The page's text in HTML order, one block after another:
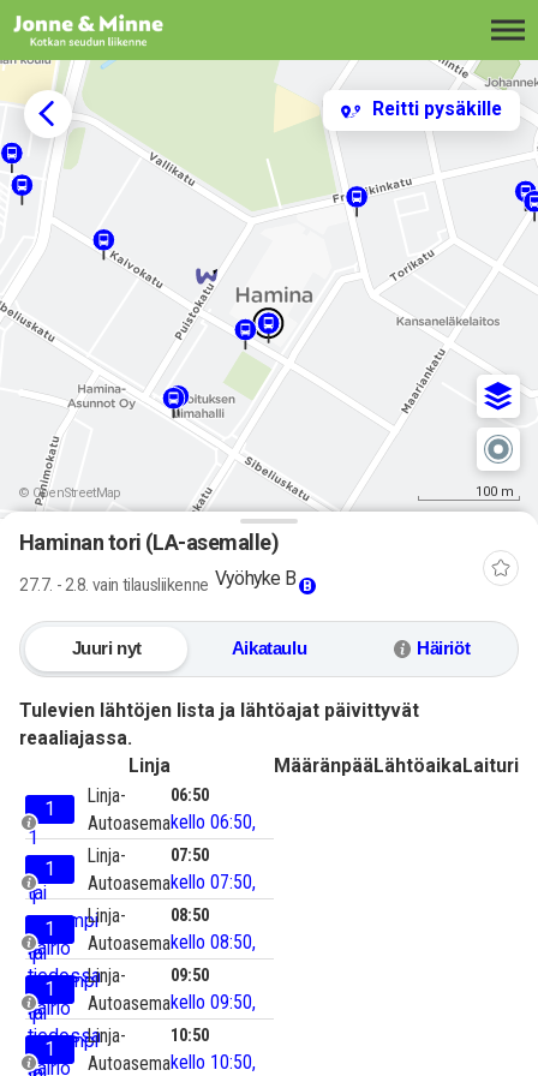
Siirry sisältöön
Reitti pysäkille
© OpenStreetMap 100 m
Haminan tori (LA-asemalle)
27.7. - 2.8. vain tilausliikenne Vyöhyke B B
Juuri nyt Aikataulu Häiriöt
Tulevien lähtöjen lista ja lähtöajat päivittyvät
reaaliajassa.
Linja
MääränpääLähtöaikaLaituri
1
1
Yksi
tai
useampi
häiriö
tiedossa
Linja-
Autoasema
06:50
kello 06:50,
1
1
Yksi
tai
useampi
häiriö
tiedossa
Linja-
Autoasema
07:50
kello 07:50,
1
1
Yksi
tai
useampi
häiriö
Linja-
Autoasema
08:50
kello 08:50,
1
1
Yksi
Linja-
Autoasema
09:50
kello 09:50,
1
Linja-
Autoasema
10:50
kello 10:50,